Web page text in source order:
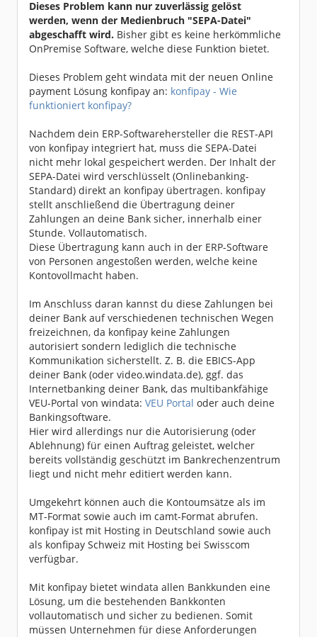
Dieses Problem kann nur zuverlässig gelöst
werden, wenn der Medienbruch "SEPA-Datei"
abgeschafft wird. Bisher gibt es keine herkömmliche
OnPremise Software, welche diese Funktion bietet.
Dieses Problem geht windata mit der neuen Online
payment Lösung konfipay an: konfipay - Wie
funktioniert konfipay?
Nachdem dein ERP-Softwarehersteller die REST-API
von konfipay integriert hat, muss die SEPA-Datei
nicht mehr lokal gespeichert werden. Der Inhalt der
SEPA-Datei wird verschlüsselt (Onlinebanking-
Standard) direkt an konfipay übertragen. konfipay
stellt anschließend die Übertragung deiner
Zahlungen an deine Bank sicher, innerhalb einer
Stunde. Vollautomatisch.
Diese Übertragung kann auch in der ERP-Software
von Personen angestoßen werden, welche keine
Kontovollmacht haben.
Im Anschluss daran kannst du diese Zahlungen bei
deiner Bank auf verschiedenen technischen Wegen
freizeichnen, da konfipay keine Zahlungen
autorisiert sondern lediglich die technische
Kommunikation sicherstellt. Z. B. die EBICS-App
deiner Bank (oder video.windata.de), ggf. das
Internetbanking deiner Bank, das multibankfähige
VEU-Portal von windata: VEU Portal oder auch deine
Bankingsoftware.
Hier wird allerdings nur die Autorisierung (oder
Ablehnung) für einen Auftrag geleistet, welcher
bereits vollständig geschützt im Bankrechenzentrum
liegt und nicht mehr editiert werden kann.
Umgekehrt können auch die Kontoumsätze als im
MT-Format sowie auch im camt-Format abrufen.
konfipay ist mit Hosting in Deutschland sowie auch
als konfipay Schweiz mit Hosting bei Swisscom
verfügbar.
Mit konfipay bietet windata allen Bankkunden eine
Lösung, um die bestehenden Bankkonten
vollautomatisch und sicher zu bedienen. Somit
müssen Unternehmen für diese Anforderungen